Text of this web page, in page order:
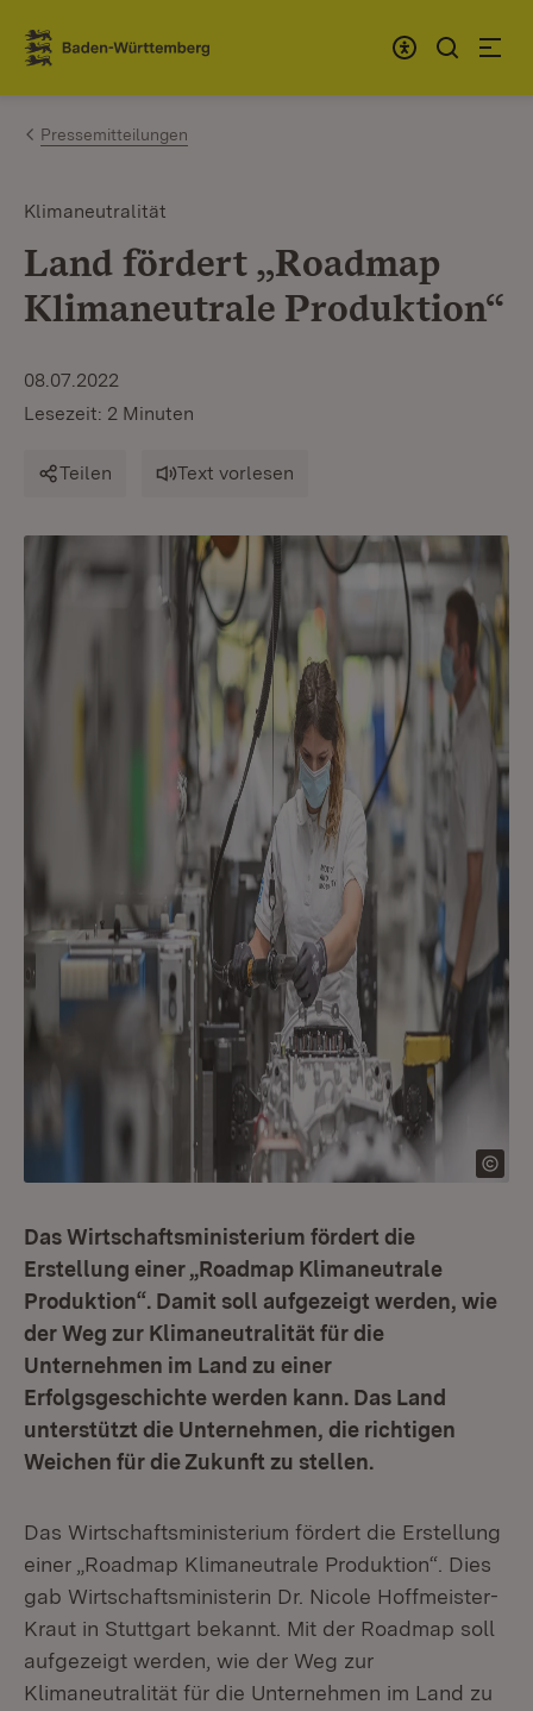
Zum Inhalt springen
Link zur Startseite
Pressemitteilungen
Klimaneutralität
Land fördert „Roadmap
Klimaneutrale Produktion“
08.07.2022
Lesezeit: 2 Minuten
Teilen Text vorlesen
Das Wirtschaftsministerium fördert die
Erstellung einer „Roadmap Klimaneutrale
Produktion“. Damit soll aufgezeigt werden, wie
der Weg zur Klimaneutralität für die
Unternehmen im Land zu einer
Erfolgsgeschichte werden kann. Das Land
unterstützt die Unternehmen, die richtigen
Weichen für die Zukunft zu stellen.
Das Wirtschaftsministerium fördert die Erstellung
einer „Roadmap Klimaneutrale Produktion“. Dies
gab Wirtschaftsministerin Dr. Nicole Hoffmeister-
Kraut in Stuttgart bekannt. Mit der Roadmap soll
aufgezeigt werden, wie der Weg zur
Klimaneutralität für die Unternehmen im Land zu